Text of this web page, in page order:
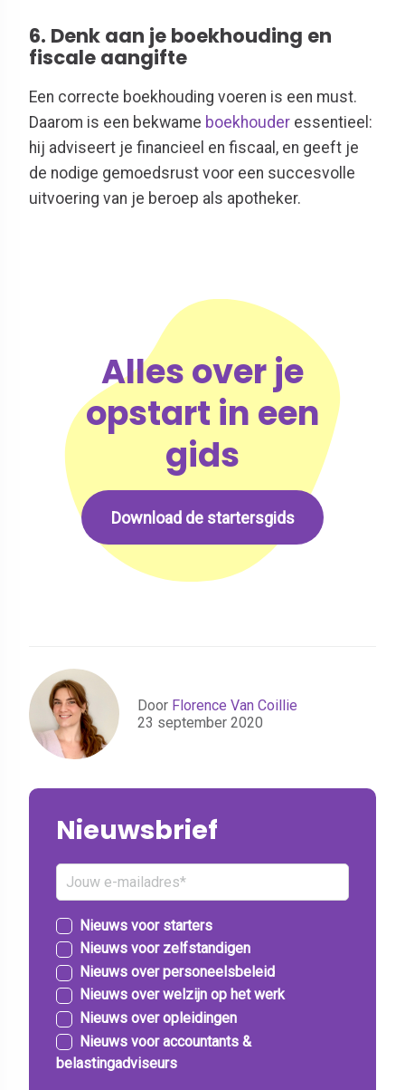
6. Denk aan je boekhouding en
fiscale aangifte
Een correcte boekhouding voeren is een must.
Daarom is een bekwame boekhouder essentieel:
hij adviseert je financieel en fiscaal, en geeft je
de nodige gemoedsrust voor een succesvolle
uitvoering van je beroep als apotheker.
Alles over je
opstart in een
gids
Download de startersgids
Door Florence Van Coillie
23 september 2020
Nieuwsbrief
Nieuws voor starters
Nieuws voor zelfstandigen
Nieuws over personeelsbeleid
Nieuws over welzijn op het werk
Nieuws over opleidingen
Nieuws voor accountants &
belastingadviseurs